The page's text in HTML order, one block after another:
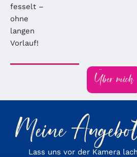
fesselt –
ohne
langen
Vorlauf!
Über mich
Meine
Lass uns vor der Kamera